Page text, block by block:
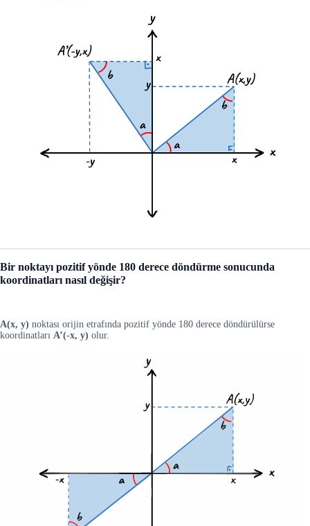
Bir noktayı pozitif yönde 180 derece döndürme sonucunda
koordinatları nasıl değişir?
A(x, y) noktası orijin etrafında pozitif yönde 180 derece döndürülürse
koordinatları A’(-x, y) olur.